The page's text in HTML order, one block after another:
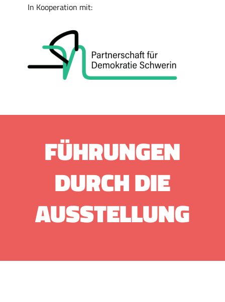
In Kooperation mit:
FÜHRUNGEN
DURCH DIE
AUS­STEL­LUNG